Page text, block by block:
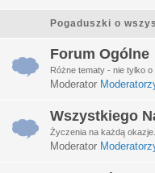
Pogaduszki o
Forum Ogólne
Różne tematy - nie tylko o
Moderator
Wszystkiego
Życzenia na każdą okazje..
Moderator